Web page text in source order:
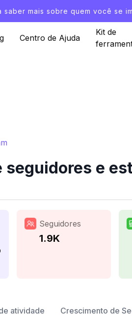
saber mais sobre quem você se
Centro de Ajuda
Kit de
seguidores e
Seguidores
1.9K
atividade Crescimento de